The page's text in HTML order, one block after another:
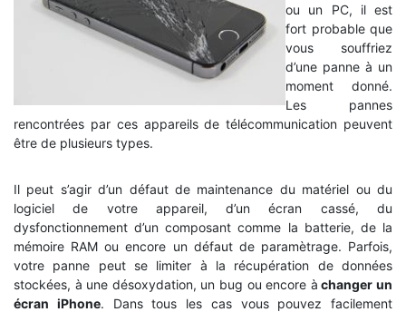
ou un PC, il est
fort probable que
vous souffriez
d’une panne à un
moment donné.
Les pannes
rencontrées par ces appareils de télécommunication peuvent
être de plusieurs types.
Il peut s’agir d’un défaut de maintenance du matériel ou du
logiciel de votre appareil, d’un écran cassé, du
dysfonctionnement d’un composant comme la batterie, de la
mémoire RAM ou encore un défaut de paramètrage. Parfois,
votre panne peut se limiter à la récupération de données
stockées, à une désoxydation, un bug ou encore à changer un
écran iPhone. Dans tous les cas vous pouvez facilement